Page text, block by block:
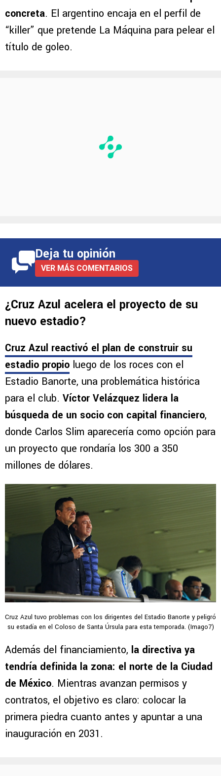
concreta. El argentino encaja en el perfil de
“killer” que pretende La Máquina para pelear el
título de goleo.
Deja tu opinión
VER MÁS COMENTARIOS
¿Cruz Azul acelera el proyecto de su
nuevo estadio?
Cruz Azul reactivó el plan de construir su
estadio propio luego de los roces con el
Estadio Banorte, una problemática histórica
para el club. Víctor Velázquez lidera la
búsqueda de un socio con capital financiero,
donde Carlos Slim aparecería como opción para
un proyecto que rondaría los 300 a 350
millones de dólares.
Cruz Azul tuvo problemas con los dirigentes del Estadio Banorte y peligró
su estadía en el Coloso de Santa Úrsula para esta temporada. (Imago7)
Además del financiamiento, la directiva ya
tendría definida la zona: el norte de la Ciudad
de México. Mientras avanzan permisos y
contratos, el objetivo es claro: colocar la
primera piedra cuanto antes y apuntar a una
inauguración en 2031.